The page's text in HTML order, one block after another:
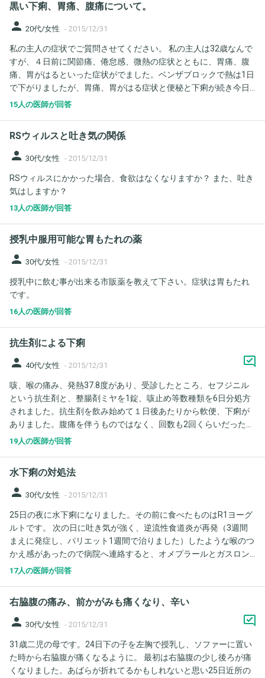
黒い下痢、胃痛、腹痛について。
person 20代/女性 - 2015/12/31
私の主人の症状でご質問させてください。 私の主人は32歳なんで
すが、４日前に関節痛、倦怠感、微熱の症状とともに、胃痛、腹
痛、胃がはるといった症状がでました。ベンザブロックで熱は1日
で下がりましたが、胃痛、胃がはる症状と便秘と下痢が続き今日
で４日目です。 食事はいつもかなり食べる方ですが、いつもより
ことがあり、胃カメラ、腸カメラをしたら慢性胃炎、萎縮性胃
炎、逆流性食道炎といわれ、腸は問題ありませんでした。 主人は
職業がグルメサイトの仕事をしているので外食も多いですし、お
酒も特に12月はよく飲んでいました。タバコも吸います。 ⚫︎黒い
下痢はよくないとききますが、やはり癌などの可能性はあります
熱、下痢、腹痛、胃痛が一斉にでたのが今回で3回目（1月、6月、
12月）なんですが、胃腸が弱い体質なのか、それとも癌の可能性
まった便をだしたら黒い下痢だといってましたが、便がたまると
黒くなりますか？ 本人は全く気にしてないし、黒い下痢はたまに
あるが、普段はだいたい快便だからと楽観的に考えてます。私は
15人の医師が回答
RSウィルスと吐き気の関係
person 30代/女性 - 2015/12/31
RSウィルスにかかった場合、食欲はなくなりますか？ また、吐き
気はしますか？
13人の医師が回答
授乳中服用可能な胃もたれの薬
person 30代/女性 - 2015/12/31
授乳中に飲む事が出来る市販薬を教えて下さい。症状は胃もたれ
です。
16人の医師が回答
抗生剤による下痢
person 40代/女性 - 2015/12/31
咳、喉の痛み、発熱37.8度があり、受診したところ、セフジニル
という抗生剤と、整腸剤ミヤを1錠、咳止め等数種類を6日分処方
されました。抗生剤を飲み始めて１日後あたりから軟便、下痢が
ありました。腹痛を伴うものではなく、回数も2回くらいだったの
で、飲みきるまで様子を見ていました。ガスが溜まっているよう
り、ウォシュレットの水がピリッとしみたりしました。 ガスを出
そうとした時に下着に便が付いてしまった事もありました。 今
ていました。真っ赤ではなかった為、血液なのか、便なのかよく
わかりませんでした。 抗生剤は飲みきりましたので、このまま様
子を見てみようと思っておりましたが、下着に付いた汚れを見て
不安になりました。おならが長く出たのでその時に付いた汚れな
のか、もしかして腸のガンなのか、色々と考えてしまいました。
19人の医師が回答
水下痢の対処法
person 30代/女性 - 2015/12/31
25日の夜に水下痢になりました。その前に食べたものはR1ヨーグ
ルトです。 次の日に吐き気が強く、逆流性食道炎が再発（3週間
まえに発症し、パリエット1週間で治りました）したような喉のつ
かえ感があったので病院へ連絡すると、オメプラールとガスロン
を3週間もらいました。ほかにガスモチンを飲んでいます。 その
だりするとお腹がゴロゴロし、ガスをおおく含んだ水下痢がでま
す。昨日は朝2回、夜2回でました。米や青菜の食べ物は消化され
んでいます。 昨夜はミヤBMを飲みましたが、朝起きてお腹がゴロ
ゴロ鳴り、またガスを含む未消化の水下痢です。 胃もたれと吐き
気は初期よりはだいぶおさまってきました。 このまま、ミヤBMを
17人の医師が回答
右脇腹の痛み、前かがみも痛くなり、辛い
person 30代/女性 - 2015/12/31
31歳二児の母です。24日下の子を左胸で授乳し、ソファーに置い
た時から右脇腹が痛くなるように。 最初は右脇腹の少し後ろが痛
くなりました。あばらが折れてるかもしれないと思い25日近所の